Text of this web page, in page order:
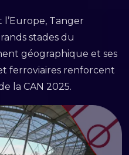
Tanger
stades du
géographique et ses
ferroviaires renforcent
la CAN 2025.